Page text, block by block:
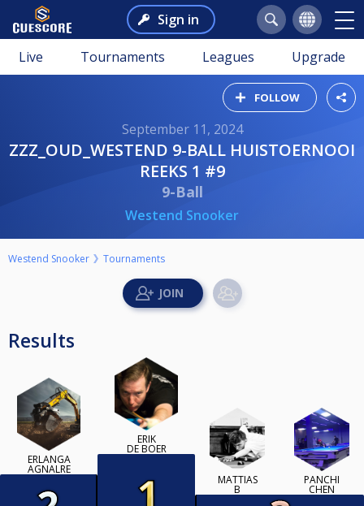
Sign in
Live Tournaments Leagues Upgrade
FOLLOW
September 11, 2024
ZZZ_OUD_WESTEND 9-BALL HUISTOERNOOI
REEKS 1 #9
9-Ball
Westend Snooker
Westend Snooker Tournaments
Results
ERLANGA
AGNALRE
ERIK
DE BOER
MATTIAS
B
PANCHI
CHEN